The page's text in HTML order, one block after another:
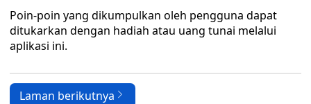
Poin-poin yang dikumpulkan oleh pengguna dapat
ditukarkan dengan hadiah atau uang tunai melalui
aplikasi ini.
Laman berikutnya